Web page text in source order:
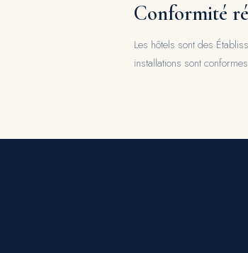
Conformité
Les hôtels sont des
installations sont